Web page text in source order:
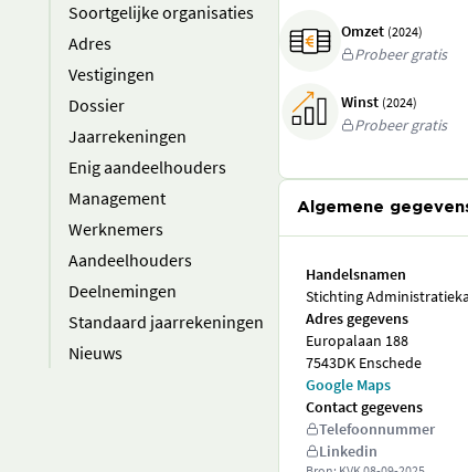
Soortgelijke organisaties
Adres
Vestigingen
Dossier
Jaarrekeningen
Enig aandeelhouders
Management
Werknemers
Aandeelhouders
Deelnemingen
Standaard jaarrekeningen
Nieuws
Omzet (2024)
Probeer gratis
Winst (2024)
Probeer gratis
Algemene
Handelsnamen
Stichting
Adres gegevens
Europalaan 188
7543DK Enschede
Google Maps
Contact gegevens
Telefoonnummer
Linkedin